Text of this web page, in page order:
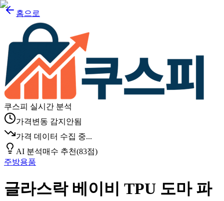
홈으로
쿠스피 실시간 분석
가격변동 감지안됨
가격 데이터 수집 중...
AI 분석매수 추천(83점)
주방용품
글라스락 베이비 TPU 도마 파